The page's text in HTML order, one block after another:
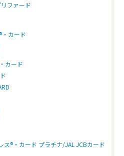
ファード
・カード
カード
ス®・カード プラチナ/JAL JCBカード